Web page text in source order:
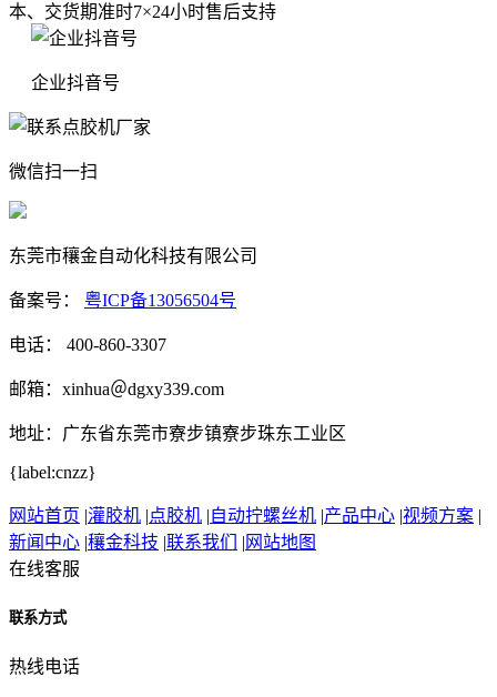
本、交货期准时7×24小时售后支持
企业抖音号
微信扫一扫
东莞市穰金自动化科技有限公司
备案号： 粤ICP备13056504号
电话： 400-860-3307
邮箱：xinhua＠dgxy339.com
地址：广东省东莞市寮步镇寮步珠东工业区
{label:cnzz}
网站首页 |灌胶机 |点胶机 |自动拧螺丝机 |产品中心 |视频方案 |
新闻中心 |穰金科技 |联系我们 | 网站地图
在线客服
联系方式
热线电话